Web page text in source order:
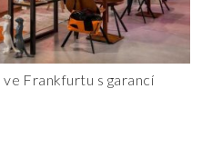
Frankfurtu s garancí